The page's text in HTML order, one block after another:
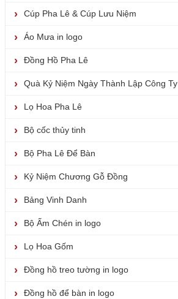
Cúp Pha Lê & Cúp Lưu Niệm
Áo Mưa in logo
Đồng Hồ Pha Lê
Quà Kỷ Niệm Ngày Thành Lập Công Ty
Lọ Hoa Pha Lê
Bộ cốc thủy tinh
Bộ Pha Lê Để Bàn
Kỷ Niệm Chương Gỗ Đồng
Bảng Vinh Danh
Bộ Ấm Chén in logo
Lọ Hoa Gốm
Đồng hồ treo tường in logo
Đồng hồ để bàn in logo